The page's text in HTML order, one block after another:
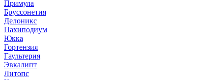
Примула
Бруссонетия
Делоникс
Пахиподиум
Юкка
Гортензия
Гаультерия
Эвкалипт
Литопс